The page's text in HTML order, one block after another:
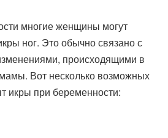
многие женщины могут
ног. Это обычно связано с
происходящими в
Вот несколько возможных
икры при беременности: